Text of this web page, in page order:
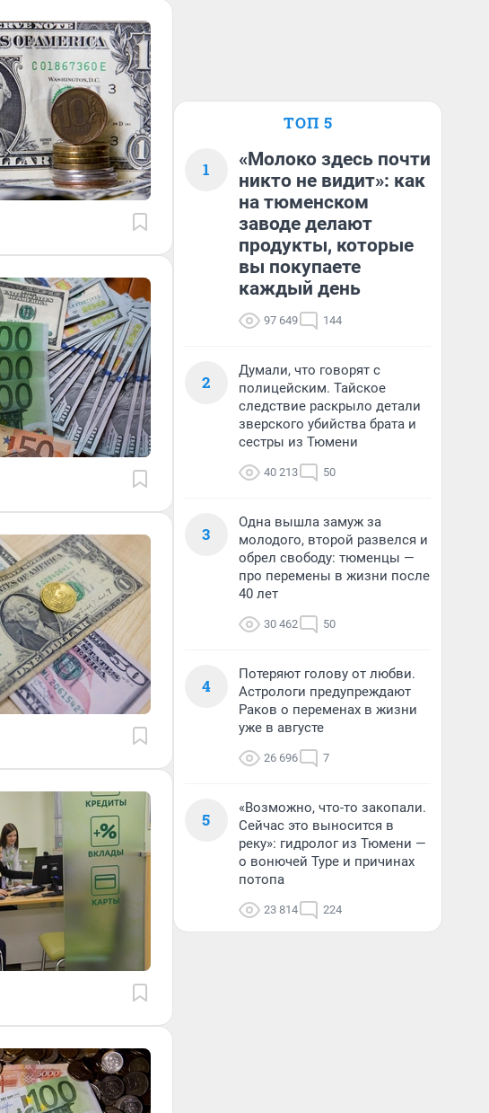
ТОП 5
1
«Молоко здесь почти
никто не видит»: как
на тюменском
заводе делают
продукты, которые
вы покупаете
каждый день
97 649 144
2
Думали, что говорят с
полицейским. Тайское
следствие раскрыло детали
зверского убийства брата и
сестры из Тюмени
40 213 50
3
Одна вышла замуж за
молодого, второй развелся и
обрел свободу: тюменцы —
про перемены в жизни после
40 лет
30 462 50
4
Потеряют голову от любви.
Астрологи предупреждают
Раков о переменах в жизни
уже в августе
26 696 7
5
«Возможно, что-то закопали.
Сейчас это выносится в
реку»: гидролог из Тюмени —
о вонючей Туре и причинах
потопа
23 814 224